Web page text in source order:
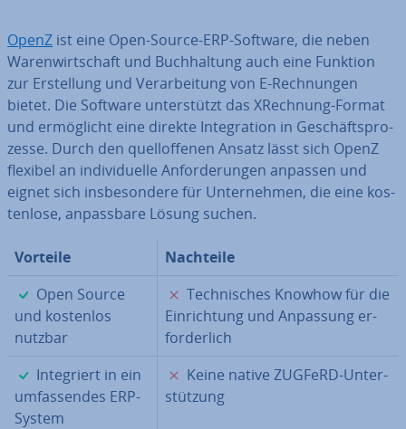
OpenZ ist eine Open-Source-ERP-Software, die neben
Wa­ren­wirt­schaft und Buch­hal­tung auch eine Funktion
zur Er­stel­lung und Ver­ar­bei­tung von E-Rech­nun­gen
bietet. Die Software un­ter­stützt das XRechnung-Format
und er­mög­licht eine direkte In­te­gra­ti­on in Ge­schäfts­pro­
zes­se. Durch den quell­of­fe­nen Ansatz lässt sich OpenZ
flexibel an in­di­vi­du­el­le An­for­de­run­gen anpassen und
eignet sich ins­be­son­de­re für Un­ter­neh­men, die eine kos­
ten­lo­se, an­pass­ba­re Lösung suchen.
Vorteile
Nachteile
✓
Open Source
und kostenlos
nutzbar
✗
Tech­ni­sches Knowhow für die
Ein­rich­tung und Anpassung er­
for­der­lich
✓
In­te­griert in ein
um­fas­sen­des ERP-
System
✗
Keine native ZUGFeRD-Un­ter­
stüt­zung